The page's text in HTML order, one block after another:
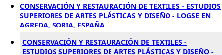
CONSERVACIÓN Y RESTAURACIÓN DE TEXTILES - ESTUDIOS
SUPERIORES DE ARTES PLÁSTICAS Y DISEÑO - LOGSE EN
AGREDA, SORIA, ESPAÑA
CONSERVACIÓN Y RESTAURACIÓN DE TEXTILES -
ESTUDIOS SUPERIORES DE ARTES PLÁSTICAS Y DISEÑO -